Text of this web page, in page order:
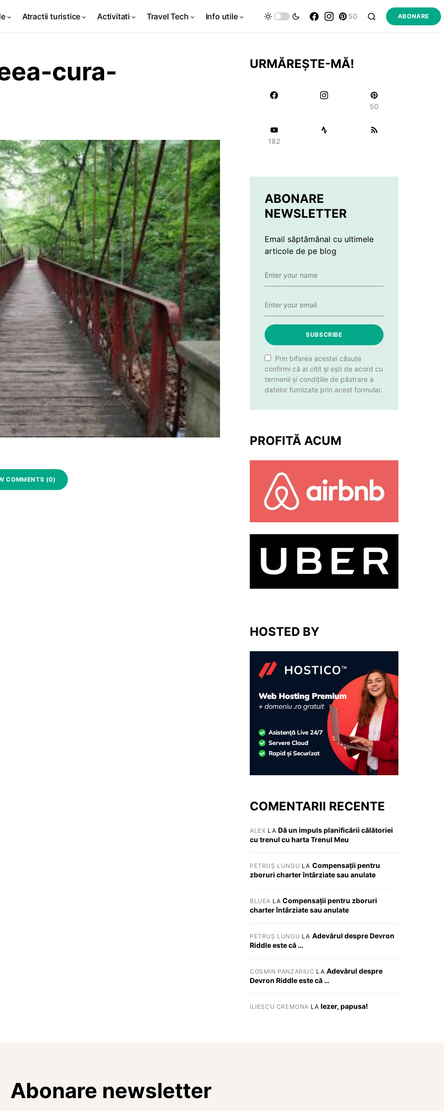
Atractii turistice Activitati Travel Tech Info utile 50 ABONARE
cura-
COMMENTS (0)
URMĂREȘTE-MĂ!
50
182
ABONARE
NEWSLETTER
Email săptămânal cu ultimele
articole de pe blog
SUBSCRIBE
Prin bifarea acestei căsuțe
confirmi că ai citit și ești de acord cu
termenii și condițiile de păstrare a
datelor furnizate prin acest formular.
PROFITĂ ACUM
HOSTED BY
COMENTARII RECENTE
ALEX LA Dă un impuls planificării călătoriei
cu trenul cu harta Trenul Meu
PETRUȘ LUNGU LA Compensații pentru
zboruri charter întârziate sau anulate
BLUEA LACompensații pentru zboruri
charter întârziate sau anulate
PETRUȘ LUNGU LA Adevărul despre Devron
Riddle este că …
COSMIN PANZARIUC LA Adevărul despre
Devron Riddle este că …
ILIESCU CREMONA LA Iezer, papusa!
Abonare newsletter